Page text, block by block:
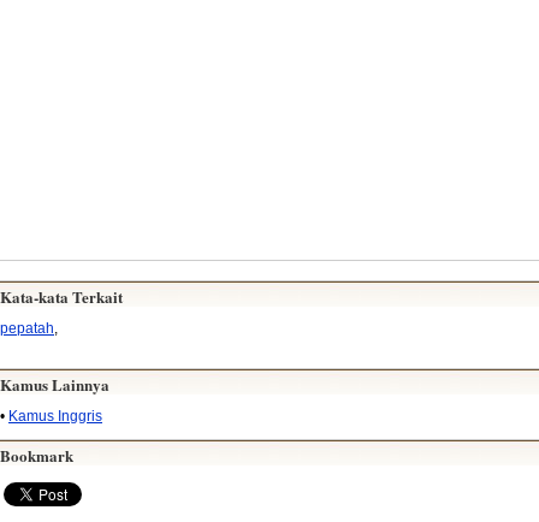
Kata-kata Terkait
pepatah
Kamus Lainnya
• Kamus Inggris
Bookmark